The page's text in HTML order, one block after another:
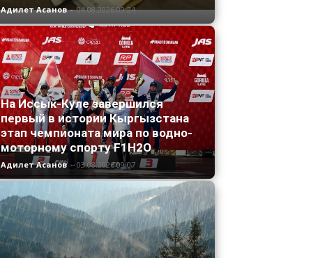
Адилет Асанов - 04.08.2026 09:24
На Иссык-Куле завершился
первый в истории Кыргызстана
этап чемпионата мира по водно-
моторному спорту F1H2O
Адилет Асанов - 03.08.2026 09:07